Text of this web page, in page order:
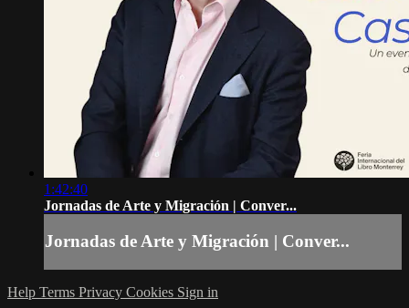
1:42:40
Jornadas de Arte y Migración | Conver...
Jornadas de Arte y Migración | Conver...
Help Terms Privacy Cookies Sign in